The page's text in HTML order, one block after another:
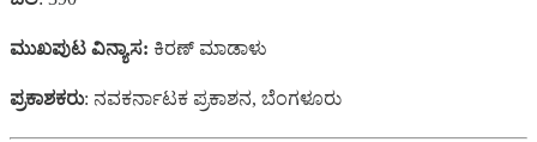
ಮುಖಪುಟ ವಿನ್ಯಾಸ: ಕಿರಣ್ ಮಾಡಾಳು
ಪ್ರಕಾಶಕರು: ನವಕರ್ನಾಟಕ ಪ್ರಕಾಶನ, ಬೆಂಗಳೂರು